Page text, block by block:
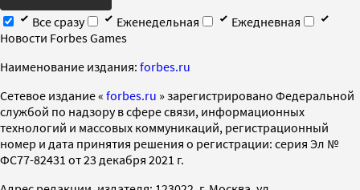
Все сразу
Еженедельная
Ежедневная
Новости Forbes Games
Наименование издания: forbes.ru
Cетевое издание « forbes.ru » зарегистрировано Федеральной
службой по надзору в сфере связи, информационных
технологий и массовых коммуникаций, регистрационный
номер и дата принятия решения о регистрации: серия Эл №
ФС77-82431 от 23 декабря 2021 г.